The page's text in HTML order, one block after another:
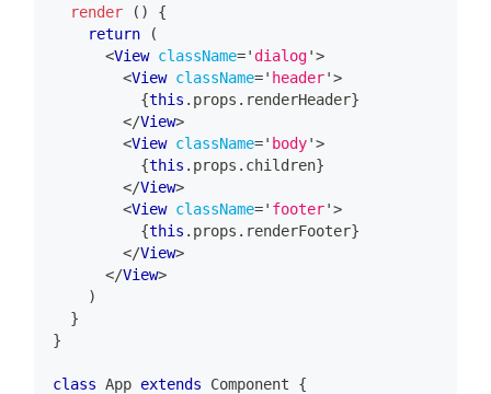
render
( )
{
return
(
<View className='dialog'>
<View className=' header'>
{this . props . renderHeader}
</View>
<View className=' body'>
{this . props . children}
</View>
<View className=' footer'>
{this . props . renderFooter}
</View>
</View>
)
}
}
class App extends Component
{